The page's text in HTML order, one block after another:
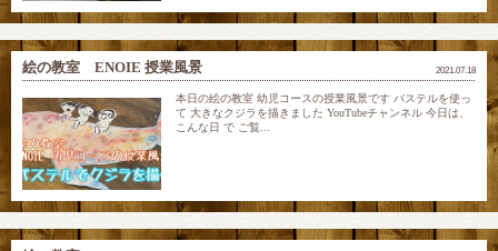
2021.07.18
絵の教室 ENOIE 授業風景
本日の絵の教室 幼児コースの授業風景です パステルを使っ
て 大きなクジラを描きました YouTubeチャンネル 今日は、
こんな日 で ご覧...